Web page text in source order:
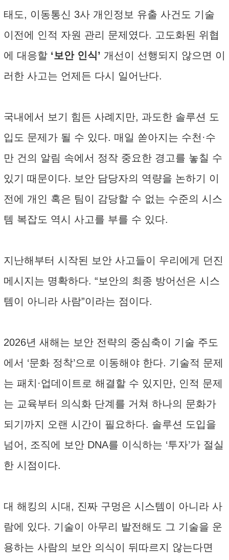
태도, 이동통신 3사 개인정보 유출 사건도 기술
이전에 인적 자원 관리 문제였다. 고도화된 위협
에 대응할 ‘보안 인식’ 개선이 선행되지 않으면 이
러한 사고는 언제든 다시 일어난다.
국내에서 보기 힘든 사례지만, 과도한 솔루션 도
입도 문제가 될 수 있다. 매일 쏟아지는 수천·수
만 건의 알림 속에서 정작 중요한 경고를 놓칠 수
있기 때문이다. 보안 담당자의 역량을 논하기 이
전에 개인 혹은 팀이 감당할 수 없는 수준의 시스
템 복잡도 역시 사고를 부를 수 있다.
지난해부터 시작된 보안 사고들이 우리에게 던진
메시지는 명확하다. “보안의 최종 방어선은 시스
템이 아니라 사람”이라는 점이다.
2026년 새해는 보안 전략의 중심축이 기술 주도
에서 ‘문화 정착’으로 이동해야 한다. 기술적 문제
는 패치·업데이트로 해결할 수 있지만, 인적 문제
는 교육부터 의식화 단계를 거쳐 하나의 문화가
되기까지 오랜 시간이 필요하다. 솔루션 도입을
넘어, 조직에 보안 DNA를 이식하는 ‘투자’가 절실
한 시점이다.
대 해킹의 시대, 진짜 구멍은 시스템이 아니라 사
람에 있다. 기술이 아무리 발전해도 그 기술을 운
용하는 사람의 보안 의식이 뒤따르지 않는다면